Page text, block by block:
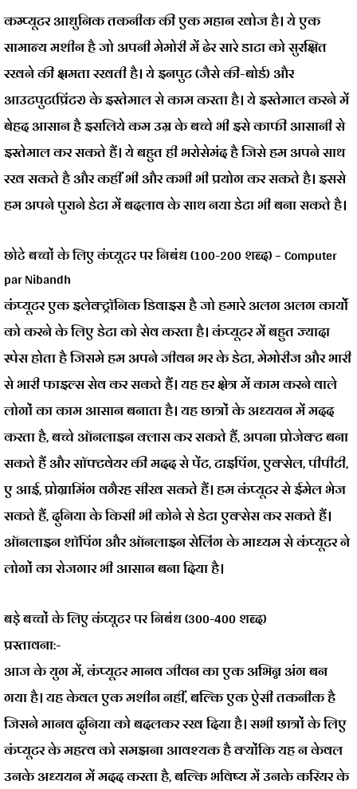
कम्प्यूटर आधुनिक तकनीक की एक महान खोज है। ये एक
सामान्य मशीन है जो अपनी मेमोरी में ढेर सारे डाटा को सुरक्षित
रखने की क्षमता रखती है। ये इनपुट (जैसे की-बोर्ड) और
आउटपुट(प्रिंटर) के इस्तेमाल से काम करता है। ये इस्तेमाल करने में
बेहद आसान है इसलिये कम उम्र के बच्चे भी इसे काफी आसानी से
इस्तेमाल कर सकते हैं। ये बहुत ही भरोसेमंद है जिसे हम अपने साथ
रख सकते है और कहीं भी और कभी भी प्रयोग कर सकते है। इससे
हम अपने पुराने डेटा में बदलाव के साथ नया डेटा भी बना सकते है।
छोटे बच्चों के लिए कंप्यूटर पर निबंध (100-200 शब्द) – Computer
par Nibandh
कंप्यूटर एक इलेक्ट्रॉनिक डिवाइस है जो हमारे अलग अलग कार्यों
को करने के लिए डेटा को सेव करता है। कंप्यूटर में बहुत ज्यादा
स्पेस होता है जिसमे हम अपने जीवन भर के डेटा, मेमोरीज और भारी
से भारी फाइल्स सेव कर सकते हैं। यह हर क्षेत्र में काम करने वाले
लोगों का काम आसान बनाता है। यह छात्रों के अध्ययन में मदद
करता है, बच्चे ऑनलाइन क्लास कर सकते हैं, अपना प्रोजेक्ट बना
सकते हैं और सॉफ्टवेयर की मदद से पेंट, टाइपिंग, एक्सेल, पीपीटी,
ए आई, प्रोग्रामिंग वगैरह सीख सकते हैं। हम कंप्यूटर से ईमेल भेज
सकते हैं, दुनिया के किसी भी कोने से डेटा एक्सेस कर सकते हैं।
ऑनलाइन शॉपिंग और ऑनलाइन सेलिंग के माध्यम से कंप्यूटर ने
लोगों का रोजगार भी आसान बना दिया है।
बड़े बच्चों के लिए कंप्यूटर पर निबंध (300-400 शब्द)
प्रस्तावना:-
आज के युग में, कंप्यूटर मानव जीवन का एक अभिन्न अंग बन
गया है। यह केवल एक मशीन नहीं, बल्कि एक ऐसी तकनीक है
जिसने मानव दुनिया को बदलकर रख दिया है। सभी छात्रों के लिए
कंप्यूटर के महत्व को समझना आवश्यक है क्योंकि यह न केवल
उनके अध्ययन में मदद करता है, बल्कि भविष्य में उनके करियर के